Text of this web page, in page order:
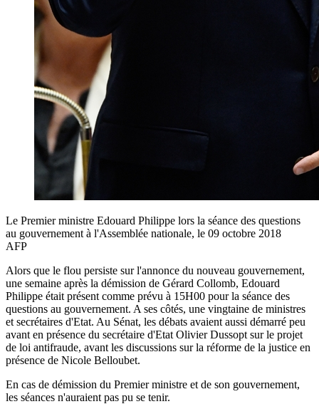
Le Premier ministre Edouard Philippe lors la séance des questions
au gouvernement à l'Assemblée nationale, le 09 octobre 2018
AFP
Alors que le flou persiste sur l'annonce du nouveau gouvernement,
une semaine après la démission de Gérard Collomb, Edouard
Philippe était présent comme prévu à 15H00 pour la séance des
questions au gouvernement. A ses côtés, une vingtaine de ministres
et secrétaires d'Etat. Au Sénat, les débats avaient aussi démarré peu
avant en présence du secrétaire d'Etat Olivier Dussopt sur le projet
de loi antifraude, avant les discussions sur la réforme de la justice en
présence de Nicole Belloubet.
En cas de démission du Premier ministre et de son gouvernement,
les séances n'auraient pas pu se tenir.